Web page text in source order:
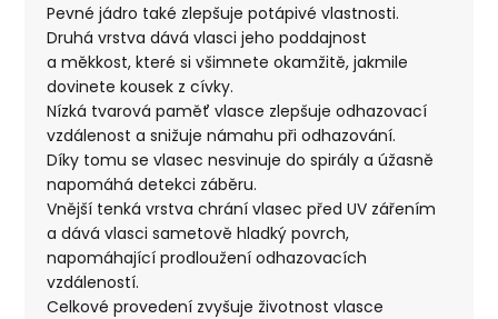
Pevné jádro také zlepšuje potápivé vlastnosti.
Druhá vrstva dává vlasci jeho poddajnost
a měkkost, které si všimnete okamžitě, jakmile
dovinete kousek z cívky.
Nízká tvarová paměť vlasce zlepšuje odhazovací
vzdálenost a snižuje námahu při odhazování.
Díky tomu se vlasec nesvinuje do spirály a úžasně
napomáhá detekci záběru.
Vnější tenká vrstva chrání vlasec před UV zářením
a dává vlasci sametově hladký povrch,
napomáhající prodloužení odhazovacích
vzdáleností.
Celkové provedení zvyšuje životnost vlasce